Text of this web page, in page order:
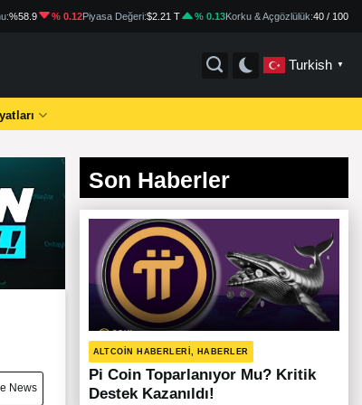
%58.9 % 0.12Piyasa Değeri:$2.21 T % 0.13Korku & Açgözlülük:40 / 100
Turkish ▼
News
Son Haberler
ALTCOIN HABERLERI, HABERLER
Pi Coin Toparlanıyor Mu? Kritik
Destek Kazanıldı!